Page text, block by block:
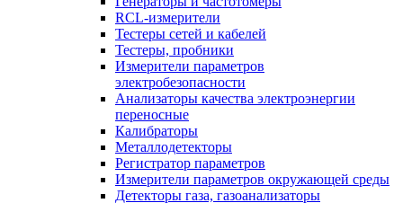
RCL-измерители
Тестеры сетей и кабелей
Тестеры, пробники
Измерители параметров
электробезопасности
Анализаторы качества электроэнергии
переносные
Калибраторы
Металлодетекторы
Регистратор параметров
Измерители параметров окружающей среды
Детекторы газа, газоанализаторы